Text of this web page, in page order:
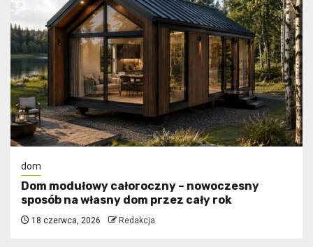
dom
Dom modułowy całoroczny – nowoczesny
sposób na własny dom przez cały rok
18 czerwca, 2026 Redakcja